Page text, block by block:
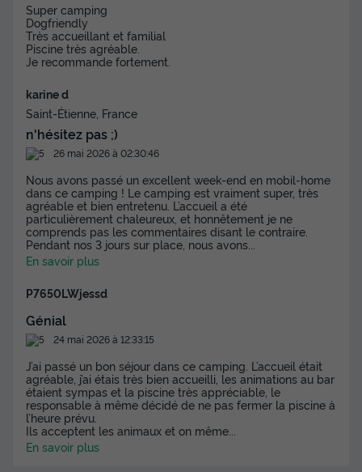
Mobilhome 4 personnes - Cottage Padirac
du18/09/2026 au25/09/2026
Meilleur prix pour 7 nuits
Voir les disponibilités
Insolite 4 personnes - Tipi Insolite
Premium Cochise 2 ch. - SDB
Annulation gratuite
Adultes
Super camping
Dogfriendly
Très accueillant et familial
Piscine très agréable.
Je recommande fortement.
karine d
Saint-Étienne, France
n'hésitez pas ;)
26 mai 2026 à 02:30:46
Nous avons passé un excellent week-end en mobil-home
dans ce camping ! Le camping est vraiment super, très
agréable et bien entretenu. L’accueil a été
particulièrement chaleureux, et honnêtement je ne
comprends pas les commentaires disant le contraire.
Pendant nos 3 jours sur place, nous avons
En savoir plus
P7650LWjessd
Génial
24 mai 2026 à 12:33:15
J’ai passé un bon séjour dans ce camping. L’accueil était
agréable, j’ai étais très bien accueilli, les animations au bar
étaient sympas et la piscine très appréciable, le
responsable à même décidé de ne pas fermer la piscine à
l’heure prévu.
Ils acceptent les animaux et on même
En savoir plus